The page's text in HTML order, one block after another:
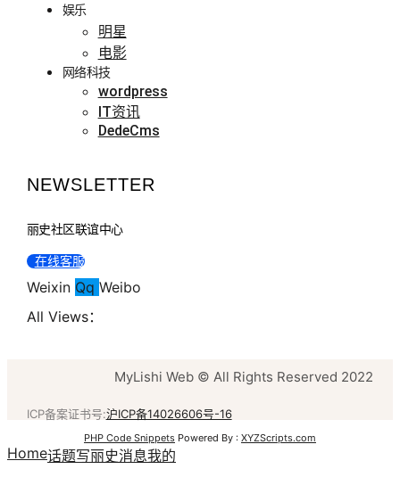
娱乐
明星
电影
网络科技
wordpress
IT资讯
DedeCms
NEWSLETTER
丽史社区联谊中心
在线客服
Weixin Qq Weibo
All Views：
MyLishi Web © All Rights Reserved 2022
ICP备案证书号:沪ICP备14026606号-16
PHP Code Snippets Powered By : XYZScripts.com
Home话题写丽史消息我的